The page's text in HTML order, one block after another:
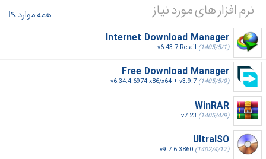
نرم افزار های مورد نیاز
همه موارد
Internet Download Manager
v6.43.7 Retail (1405/5/1)
Free Download Manager
v6.34.4.6974 x86/x64 + v3.9.7 (1405/5/9)
WinRAR
v7.23 (1405/4/9)
UltraISO
v9.7.6.3860 (1402/4/17)